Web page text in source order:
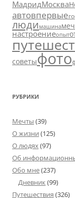
МадридМосква
автовпервые
люди машина
настроениеопыт
советыфото
РУБРИКИ
Мечты (39)
О жизни (125)
О людях(97)
Об
Обо мне(237)
Дневник(99)
Путешествия (326)